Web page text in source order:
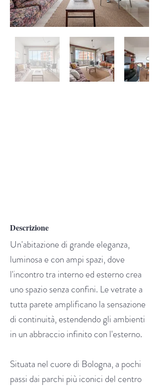
Descrizione
Un'abitazione di grande eleganza,
luminosa e con ampi spazi, dove
l'incontro tra interno ed esterno crea
uno spazio senza confini. Le vetrate a
tutta parete amplificano la sensazione
di continuità, estendendo gli ambienti
in un abbraccio infinito con l'esterno.
Situata nel cuore di Bologna, a pochi
passi dai parchi più iconici del centro